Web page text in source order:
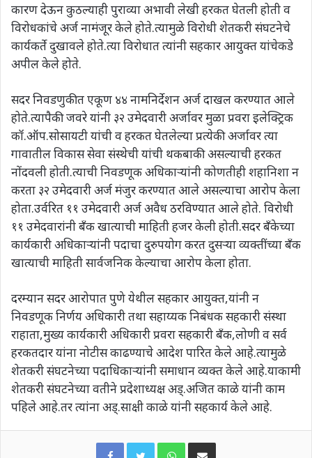
कारण देऊन कुठल्याही पुराव्या अभावी लेखी हरकत घेतली होती व
विरोधकांचे अर्ज नामंजूर केले होते.त्यामुळे विरोधी शेतकरी संघटनेचे
कार्यकर्ते दुखावले होते.त्या विरोधात त्यांनी सहकार आयुक्त यांचेकडे
अपील केले होते.
सदर निवडणुकीत एकूण ४४ नामनिर्देशन अर्ज दाखल करण्यात आले
होते.त्यापैकी जवरे यांनी ३२ उमेदवारी अर्जावर मुळा प्रवरा इलेक्ट्रिक
कॉ.ऑप.सोसायटी यांची व हरकत घेतलेल्या प्रत्येकी अर्जावर त्या
गावातील विकास सेवा संस्थेची यांची थकबाकी असल्याची हरकत
नोंदवली होती.त्याची निवडणूक अधिकाऱ्यांनी कोणतीही शहानिशा न
करता ३२ उमेदवारी अर्ज मंजुर करण्यात आले असल्याचा आरोप केला
होता.उर्वरित ११ उमेदवारी अर्ज अवैध ठरविण्यात आले होते. विरोधी
११ उमेदवारांनी बँक खात्याची माहिती हजर केली होती.सदर बँकेच्या
कार्यकारी अधिकाऱ्यांनी पदाचा दुरुपयोग करत दुसऱ्या व्यक्तींच्या बँक
खात्याची माहिती सार्वजनिक केल्याचा आरोप केला होता.
दरम्यान सदर आरोपात पुणे येथील सहकार आयुक्त,यांनी न
निवडणूक निर्णय अधिकारी तथा सहाय्यक निबंधक सहकारी संस्था
राहाता,मुख्य कार्यकारी अधिकारी प्रवरा सहकारी बँक,लोणी व सर्व
हरकतदार यांना नोटीस काढण्याचे आदेश पारित केले आहे.त्यामुळे
शेतकरी संघटनेच्या पदाधिकाऱ्यांनी समाधान व्यक्त केले आहे.याकामी
शेतकरी संघटनेच्या वतीने प्रदेशाध्यक्ष अड्.अजित काळे यांनी काम
पहिले आहे.तर त्यांना अड्.साक्षी काळे यांनी सहकार्य केले आहे.
WhatsAppShare via Email